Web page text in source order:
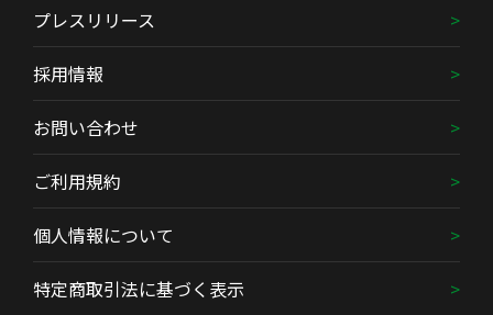
プレスリリース
採用情報
お問い合わせ
ご利用規約
個人情報について
特定商取引法に基づく表示